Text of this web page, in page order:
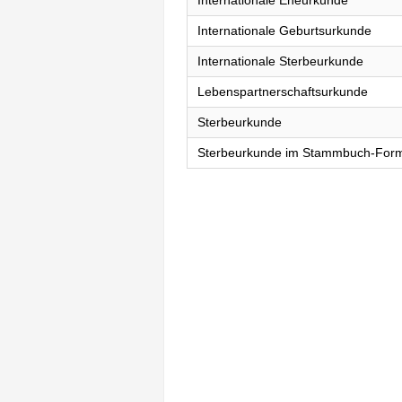
Internationale Geburtsurkunde
Internationale Sterbeurkunde
Lebenspartnerschaftsurkunde
Sterbeurkunde
Sterbeurkunde im Stammbuch-